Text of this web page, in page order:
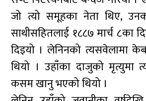
जो त्यो समूहका नेता थिए,
साथीसहितलाई १८८७ मार्च ८का
दिइयो । लेनिनको त्यसवेलामा
थियो । उहाँका दाजुको मृत्युमा
कसम खानु भएको थियो ।